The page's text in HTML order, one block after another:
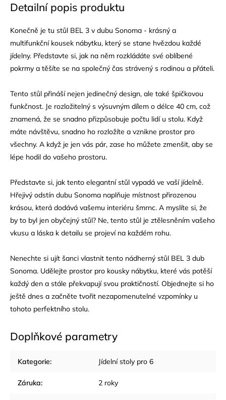
Detailní popis produktu
Konečně je tu stůl BEL 3 v dubu Sonoma - krásný a
multifunkční kousek nábytku, který se stane hvězdou každé
jídelny. Představte si, jak na něm rozkládáte své oblíbené
pokrmy a těšíte se na společný čas strávený s rodinou a přáteli.
Tento stůl přináší nejen jedinečný design, ale také špičkovou
funkčnost. Je rozložitelný s výsuvným dílem o délce 40 cm, což
znamená, že se snadno přizpůsobuje počtu lidí u stolu. Když
máte návštěvu, snadno ho rozložíte a vznikne prostor pro
všechny. A když je jen vás pár, zase ho můžete zmenšit, aby se
lépe hodil do vašeho prostoru.
Představte si, jak tento elegantní stůl vypadá ve vaší jídelně.
Hřejivý odstín dubu Sonoma naplňuje místnost přirozenou
krásou, která dodává vašemu interiéru šmrnc. A myslíte si, že
by to byl jen obyčejný stůl? Ne, tento stůl je ztělesněním vašeho
vkusu a láska k detailu se projeví na každém rohu.
Nenechte si ujít šanci vlastnit tento nádherný stůl BEL 3 dub
Sonoma. Udělejte prostor pro kousky nábytku, které vás potěší
každý den a stále překvapují svou praktičností. Objednejte si ho
ještě dnes a začněte tvořit nezapomenutelné vzpomínky u
tohoto perfektního stolu.
Doplňkové parametry
Kategorie: Jídelní stoly pro 6
Záruka: 2 roky